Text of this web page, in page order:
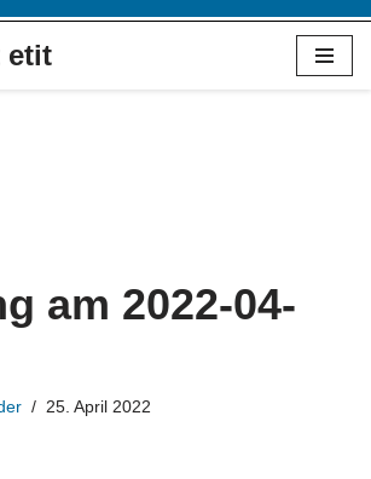
etit
am 2022-04-
25. April 2022